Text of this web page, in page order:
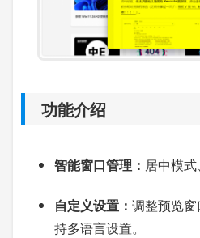
功能介绍
智能窗口管理： 居中模式
自定义设置： 调整预览
持多语言设置。